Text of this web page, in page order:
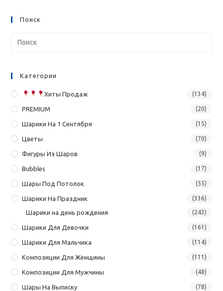
Поиск
Категории
Хиты Продаж (134)
PREMIUM (20)
Шарики На 1 Сентября (15)
Цветы (70)
Фигуры Из Шаров (9)
Bubbles (17)
Шары Под Потолок (55)
Шарики На Праздник (336)
Шарики на день рождения (243)
Шарики Для Девочки (161)
Шарики Для Мальчика (114)
Композиции Для Женщины (111)
Композиции Для Мужчины (48)
Шары На Выписку (78)